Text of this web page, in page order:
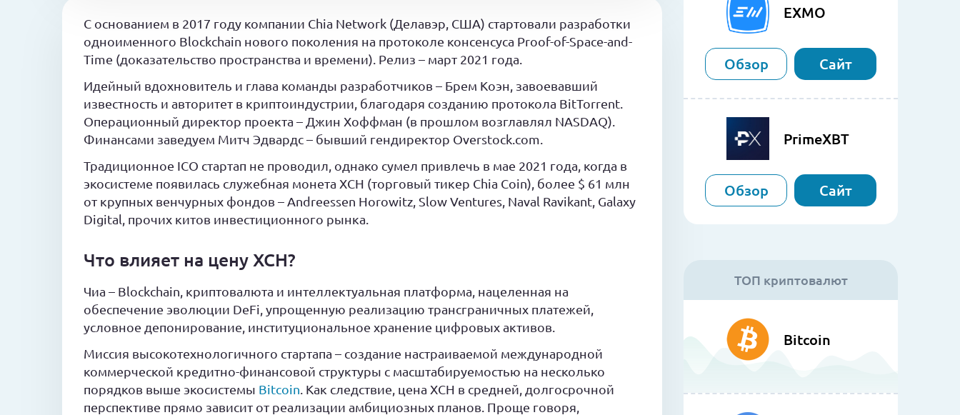
С основанием в 2017 году компании Chia Network (Делавэр, США) стартовали разработки
одноименного Blockchain нового поколения на протоколе консенсуса Proof-of-Space-and-
Time (доказательство пространства и времени). Релиз – март 2021 года.
Идейный вдохновитель и глава команды разработчиков – Брем Коэн, завоевавший
известность и авторитет в криптоиндустрии, благодаря созданию протокола BitTorrent.
Операционный директор проекта – Джин Хоффман (в прошлом возглавлял NASDAQ).
Финансами заведуем Митч Эдвардс – бывший гендиректор Overstock.com.
Традиционное ICO стартап не проводил, однако сумел привлечь в мае 2021 года, когда в
экосистеме появилась служебная монета XCH (торговый тикер Chia Coin), более $ 61 млн
от крупных венчурных фондов – Andreessen Horowitz, Slow Ventures, Naval Ravikant, Galaxy
Digital, прочих китов инвестиционного рынка.
Что влияет на цену XCH?
Чиа – Blockchain, криптовалюта и интеллектуальная платформа, нацеленная на
обеспечение эволюции DeFi, упрощенную реализацию трансграничных платежей,
условное депонирование, институциональное хранение цифровых активов.
Миссия высокотехнологичного стартапа – создание настраиваемой международной
коммерческой кредитно-финансовой структуры с масштабируемостью на несколько
порядков выше экосистемы Bitcoin . Как следствие, цена XCH в средней, долгосрочной
перспективе прямо зависит от реализации амбициозных планов. Проще говоря,
EXMO
Обзор Сайт
PrimeXBT
Обзор Сайт
ТОП криптовалют
Bitcoin